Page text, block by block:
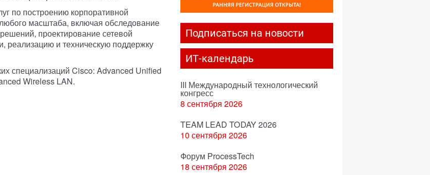
по построению корпоративной
масштаба, включая обследование
проектирование сетевой
реализацию и техническую поддержку
специализаций Cisco: Advanced Unified
Wireless LAN.
Подписаться на новости
ИТ-календарь
III Международный технологический
конгресс
8 сентября 2026
TEAM LEAD TODAY 2026
10 сентября 2026
Форум ProcessTech
18 сентября 2026